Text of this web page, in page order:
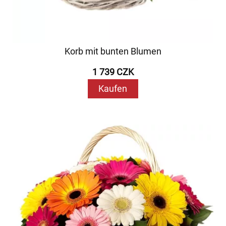
Korb mit bunten Blumen
1 739 CZK
Kaufen